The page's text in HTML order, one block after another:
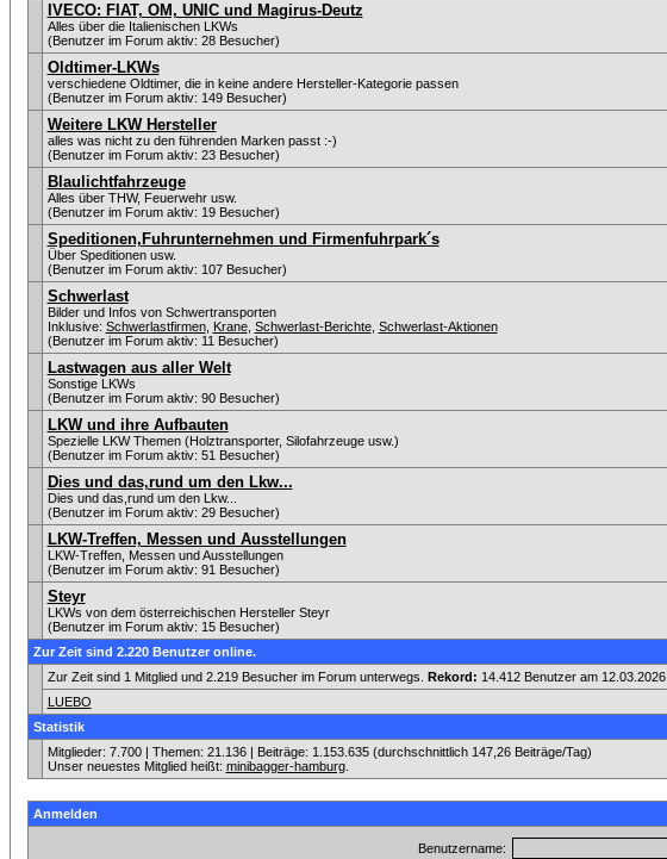
IVECO: FIAT, OM, UNIC und Magirus-Deutz
Alles über die Italienischen LKWs
(Benutzer im Forum aktiv: 28 Besucher)
Oldtimer-LKWs
verschiedene Oldtimer, die in keine andere Hersteller-Kategorie passen
(Benutzer im Forum aktiv: 149 Besucher)
Weitere LKW Hersteller
alles was nicht zu den führenden Marken passt :-)
(Benutzer im Forum aktiv: 23 Besucher)
Blaulichtfahrzeuge
Alles über THW, Feuerwehr usw.
(Benutzer im Forum aktiv: 19 Besucher)
Speditionen,Fuhrunternehmen und Firmenfuhrpark´s
Über Speditionen usw.
(Benutzer im Forum aktiv: 107 Besucher)
Schwerlast
Bilder und Infos von Schwertransporten
Inklusive: Schwerlastfirmen, Krane, Schwerlast-Berichte, Schwerlast-Aktionen
(Benutzer im Forum aktiv: 11 Besucher)
Lastwagen aus aller Welt
Sonstige LKWs
(Benutzer im Forum aktiv: 90 Besucher)
LKW und ihre Aufbauten
Spezielle LKW Themen (Holztransporter, Silofahrzeuge usw.)
(Benutzer im Forum aktiv: 51 Besucher)
Dies und das,rund um den Lkw...
Dies und das,rund um den Lkw...
(Benutzer im Forum aktiv: 29 Besucher)
LKW-Treffen, Messen und Ausstellungen
LKW-Treffen, Messen und Ausstellungen
(Benutzer im Forum aktiv: 91 Besucher)
Steyr
LKWs von dem österreichischen Hersteller Steyr
(Benutzer im Forum aktiv: 15 Besucher)
Zur Zeit sind 2.220 Benutzer online.
Zur Zeit sind 1 Mitglied und 2.219 Besucher im Forum unterwegs. Rekord: 14.412 Benutzer am 12.03.2026
LUEBO
Statistik
Mitglieder: 7.700 | Themen: 21.136 | Beiträge: 1.153.635 (durchschnittlich 147,26 Beiträge/Tag)
Unser neuestes Mitglied heißt: minibagger-hamburg.
Anmelden
Benutzername: